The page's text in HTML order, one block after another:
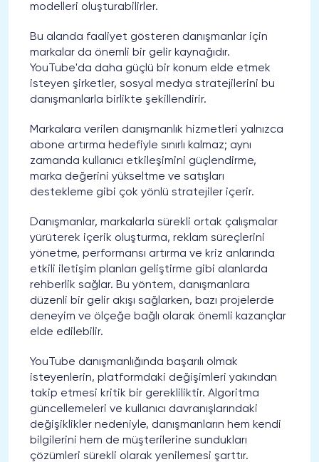
modelleri oluşturabilirler.
Bu alanda faaliyet gösteren danışmanlar için
markalar da önemli bir gelir kaynağıdır.
YouTube'da daha güçlü bir konum elde etmek
isteyen şirketler, sosyal medya stratejilerini bu
danışmanlarla birlikte şekillendirir.
Markalara verilen danışmanlık hizmetleri yalnızca
abone artırma hedefiyle sınırlı kalmaz; aynı
zamanda kullanıcı etkileşimini güçlendirme,
marka değerini yükseltme ve satışları
destekleme gibi çok yönlü stratejiler içerir.
Danışmanlar, markalarla sürekli ortak çalışmalar
yürüterek içerik oluşturma, reklam süreçlerini
yönetme, performansı artırma ve kriz anlarında
etkili iletişim planları geliştirme gibi alanlarda
rehberlik sağlar. Bu yöntem, danışmanlara
düzenli bir gelir akışı sağlarken, bazı projelerde
deneyim ve ölçeğe bağlı olarak önemli kazançlar
elde edilebilir.
YouTube danışmanlığında başarılı olmak
isteyenlerin, platformdaki değişimleri yakından
takip etmesi kritik bir gerekliliktir. Algoritma
güncellemeleri ve kullanıcı davranışlarındaki
değişiklikler nedeniyle, danışmanların hem kendi
bilgilerini hem de müşterilerine sundukları
çözümleri sürekli olarak yenilemesi şarttır.